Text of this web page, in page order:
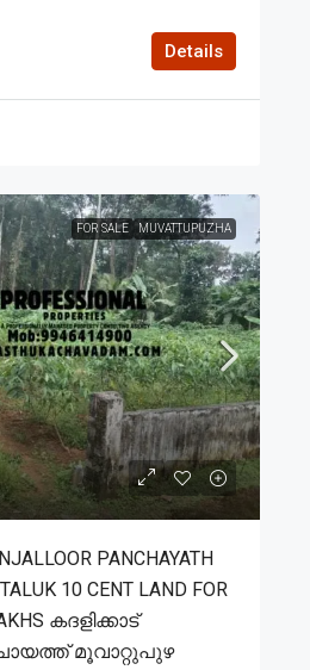
Details
FOR SALE MUVATTUPUZHA
PANCHAYATH
10 CENT LAND FOR
കദളിക്കാട്
മൂവാറ്റുപുഴ